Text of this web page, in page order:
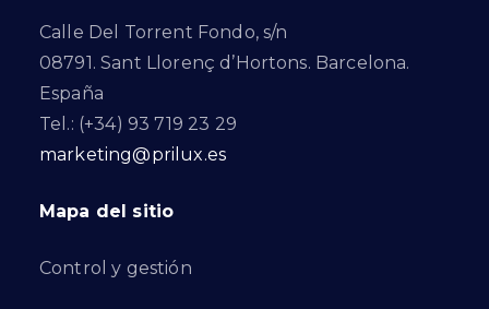
Calle Del Torrent Fondo, s/n
08791. Sant Llorenç d’Hortons. Barcelona.
España
Tel.: (+34) 93 719 23 29
marketing@prilux.es
Mapa del sitio
Control y gestión